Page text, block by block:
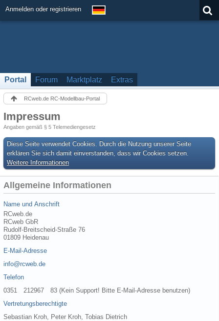
Anmelden oder registrieren
Portal Forum Marktplatz Extras
RCweb.de RC-Modellbau-Portal
Impressum
Angaben gemäß § 5 Telemediengesetz
Diese Seite verwendet Cookies. Durch die Nutzung unserer Seite
erklären Sie sich damit einverstanden, dass wir Cookies setzen.
Weitere Informationen
Allgemeine Informationen
Name und Anschrift
RCweb.de
RCweb GbR
Rudolf-Breitscheid-Straße 76
01809 Heidenau
E-Mail-Adresse
info@rcweb.de
Telefon
0351 212967 83 (Kein Support! Bitte E-Mail-Adresse benutzen)
Vertretungsberechtigte
Sebastian Kroh, Peter Kroh, Tobias Dietrich